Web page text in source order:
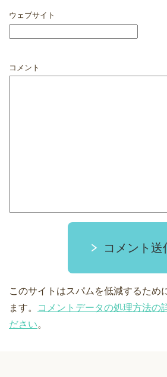
ウェブサイト
コメント
コメント送
このサイトはスパムを低減するため
ます。
コメントデータの処理方法の
ださい。